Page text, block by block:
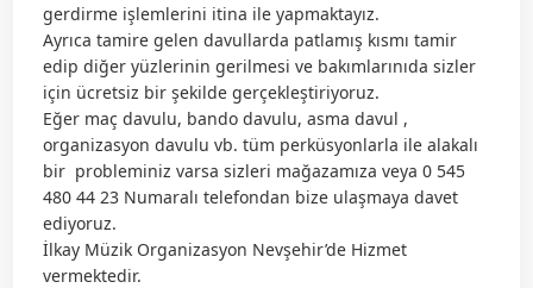
gerdirme işlemlerini itina ile yapmaktayız.
Ayrıca tamire gelen davullarda patlamış kısmı tamir
edip diğer yüzlerinin gerilmesi ve bakımlarınıda sizler
için ücretsiz bir şekilde gerçekleştiriyoruz.
Eğer maç davulu, bando davulu, asma davul ,
organizasyon davulu vb. tüm perküsyonlarla ile alakalı
bir probleminiz varsa sizleri mağazamıza veya 0 545
480 44 23 Numaralı telefondan bize ulaşmaya davet
ediyoruz.
İlkay Müzik Organizasyon Nevşehir’de Hizmet
vermektedir.